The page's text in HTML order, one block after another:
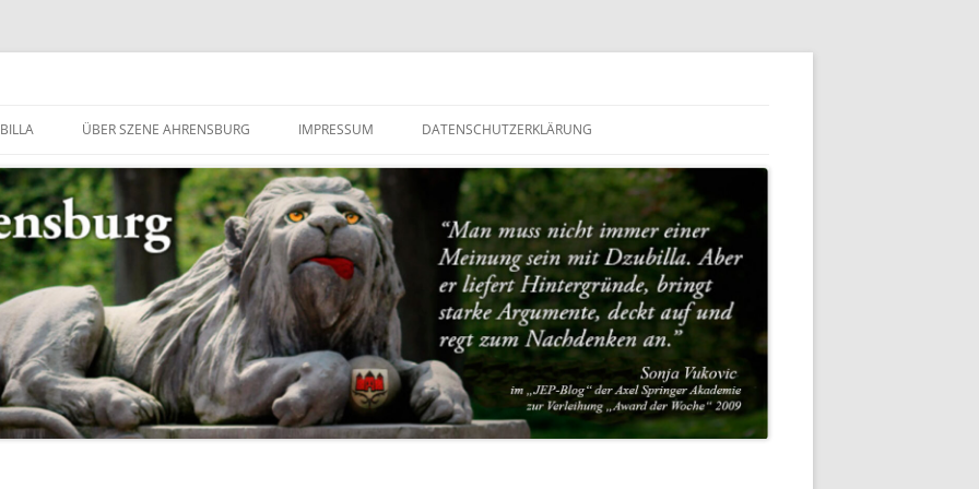
ÜBER SZENE AHRENSBURG IMPRESSUM DATENSCHUTZERKLÄRUNG